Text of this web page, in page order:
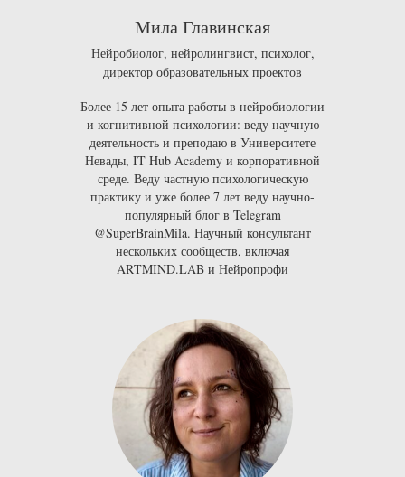
Мила Главинская
Нейробиолог, нейролингвист, психолог,
директор образовательных проектов
Более 15 лет опыта работы в нейробиологии
и когнитивной психологии: веду научную
деятельность и преподаю в Университете
Невады, IT Hub Academy и корпоративной
среде. Веду частную психологическую
практику и уже более 7 лет веду научно-
популярный блог в Telegram
@SuperBrainMila. Научный консультант
нескольких сообществ, включая
ARTMIND.LAB и Нейропрофи